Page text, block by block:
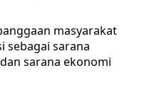
masyarakat
sebagai sarana
sarana ekonomi